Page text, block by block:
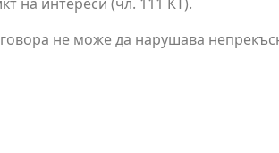
не може да нарушава